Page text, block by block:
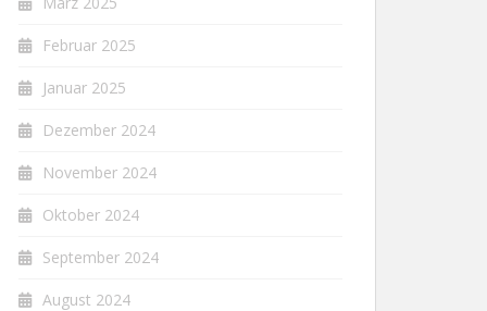
Februar 2025
Januar 2025
Dezember 2024
November 2024
Oktober 2024
September 2024
August 2024